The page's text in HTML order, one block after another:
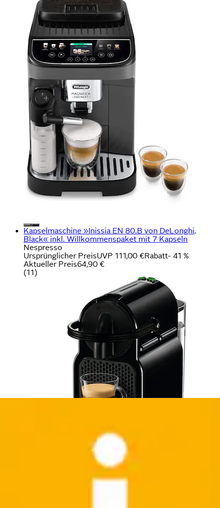
Kapselmaschine »Inissia EN 80.B von DeLonghi,
Black« inkl. Willkommenspaket mit 7 Kapseln
Nespresso
Ursprünglicher PreisUVP 111,00 €Rabatt- 41 %
Aktueller Preis64,90 €
(11)